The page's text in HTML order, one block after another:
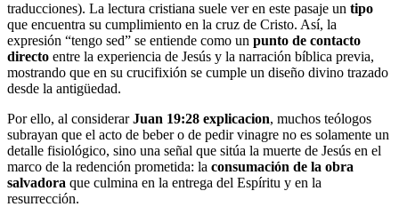
traducciones). La lectura cristiana suele ver en este pasaje un tipo
que encuentra su cumplimiento en la cruz de Cristo. Así, la
expresión “tengo sed” se entiende como un punto de contacto
directo entre la experiencia de Jesús y la narración bíblica previa,
mostrando que en su crucifixión se cumple un diseño divino trazado
desde la antigüedad.
Por ello, al considerarJuan 19:28 explicacion, muchos teólogos
subrayan que el acto de beber o de pedir vinagre no es solamente un
detalle fisiológico, sino una señal que sitúa la muerte de Jesús en el
marco de la redención prometida: la consumación de la obra
salvadora que culmina en la entrega del Espíritu y en la
resurrección.